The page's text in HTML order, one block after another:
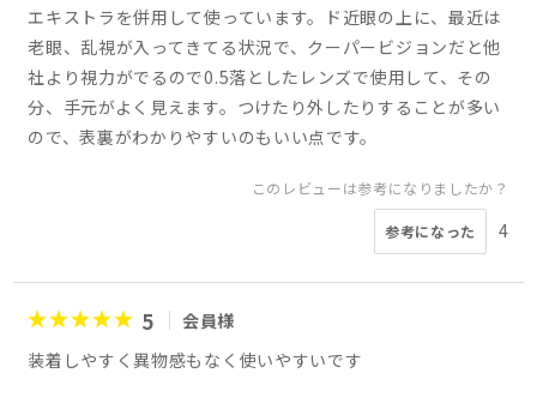
エキストラを併用して使っています。ド近眼の上に、最近は
老眼、乱視が入ってきてる状況で、クーパービジョンだと他
社より視力がでるので0.5落としたレンズで使用して、その
分、手元がよく見えます。つけたり外したりすることが多い
ので、表裏がわかりやすいのもいい点です。
このレビューは参考になりましたか？
参考になった 4
5
会員様
装着しやすく異物感もなく使いやすいです